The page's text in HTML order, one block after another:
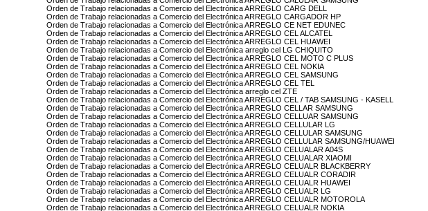
Orden de Trabajo relacionadas a Comercio del Electrónica ARREGLO CARG DELL
Orden de Trabajo relacionadas a Comercio del Electrónica ARREGLO CARGADOR HP
Orden de Trabajo relacionadas a Comercio del Electrónica ARREGLO CE NET EDUNEC
Orden de Trabajo relacionadas a Comercio del Electrónica ARREGLO CEL ALCATEL
Orden de Trabajo relacionadas a Comercio del Electrónica ARREGLO CEL HUAWEI
Orden de Trabajo relacionadas a Comercio del Electrónica arreglo cel LG CHIQUITO
Orden de Trabajo relacionadas a Comercio del Electrónica ARREGLO CEL MOTO C PLUS
Orden de Trabajo relacionadas a Comercio del Electrónica ARREGLO CEL NOKIA
Orden de Trabajo relacionadas a Comercio del Electrónica ARREGLO CEL SAMSUNG
Orden de Trabajo relacionadas a Comercio del Electrónica ARREGLO CEL TEL
Orden de Trabajo relacionadas a Comercio del Electrónica arreglo cel ZTE
Orden de Trabajo relacionadas a Comercio del Electrónica ARREGLO CEL / TAB SAMSUNG - KASELL
Orden de Trabajo relacionadas a Comercio del Electrónica ARREGLO CELLAR SAMSUNG
Orden de Trabajo relacionadas a Comercio del Electrónica ARREGLO CELLUAR SAMSUNG
Orden de Trabajo relacionadas a Comercio del Electrónica ARREGLO CELLULAR LG
Orden de Trabajo relacionadas a Comercio del Electrónica ARREGLO CELLULAR SAMSUNG
Orden de Trabajo relacionadas a Comercio del Electrónica ARREGLO CELLULAR SAMSUNG/HUAWEI
Orden de Trabajo relacionadas a Comercio del Electrónica ARREGLO CELUALAR A04S
Orden de Trabajo relacionadas a Comercio del Electrónica ARREGLO CELUALAR XIAOMI
Orden de Trabajo relacionadas a Comercio del Electrónica ARREGLO CELUALR BLACKBERRY
Orden de Trabajo relacionadas a Comercio del Electrónica ARREGLO CELUALR CORADIR
Orden de Trabajo relacionadas a Comercio del Electrónica ARREGLO CELUALR HUAWEI
Orden de Trabajo relacionadas a Comercio del Electrónica ARREGLO CELUALR LG
Orden de Trabajo relacionadas a Comercio del Electrónica ARREGLO CELUALR MOTOROLA
Orden de Trabajo relacionadas a Comercio del Electrónica ARREGLO CELUALR NOKIA